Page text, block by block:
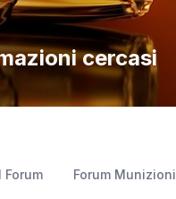
cercasi
Forum Forum Munizioni